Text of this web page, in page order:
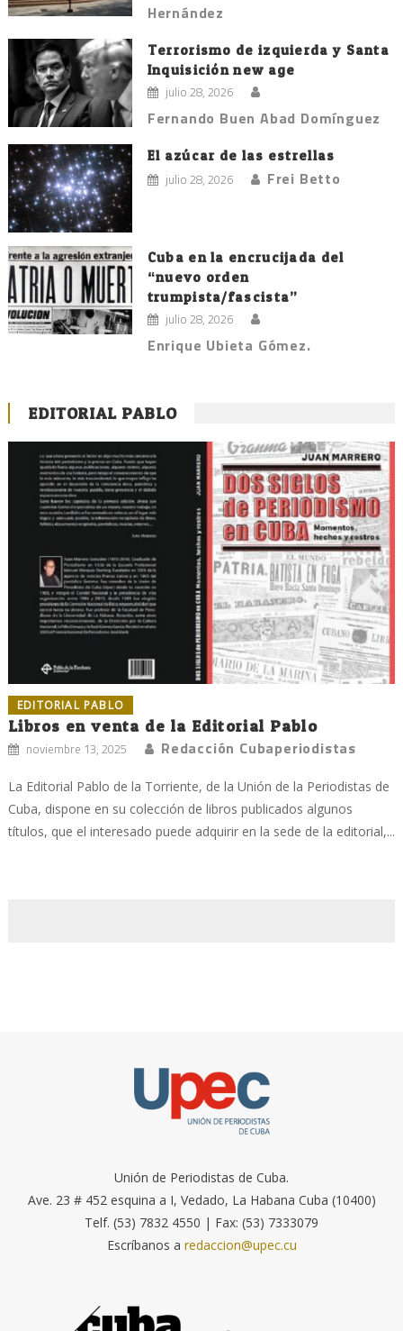
Hernández
Terrorismo de izquierda y Santa
Inquisición new age
julio 28, 2026
Fernando Buen Abad Domínguez
El azúcar de las estrellas
julio 28, 2026 Frei Betto
Cuba en la encrucijada del
“nuevo orden
trumpista/fascista”
julio 28, 2026
Enrique Ubieta Gómez.
EDITORIAL PABLO
EDITORIAL PABLO
Libros en venta de la Editorial Pablo
noviembre 13, 2025 Redacción Cubaperiodistas
La Editorial Pablo de la Torriente, de la Unión de la Periodistas de
Cuba, dispone en su colección de libros publicados algunos
títulos, que el interesado puede adquirir en la sede de la editorial,...
Unión de Periodistas de Cuba.
Ave. 23 # 452 esquina a I, Vedado, La Habana Cuba (10400)
Telf. (53) 7832 4550 | Fax: (53) 7333079
Escríbanos a redaccion@upec.cu